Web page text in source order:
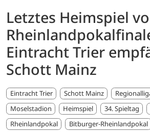
Letztes Heimspiel
Eintracht Trier
Schott Mainz
Eintracht Trier Schott Mainz
Moselstadion
Heimspiel 34. Spieltag
Rheinlandpokal
Bitburger-Rheinlandpokal